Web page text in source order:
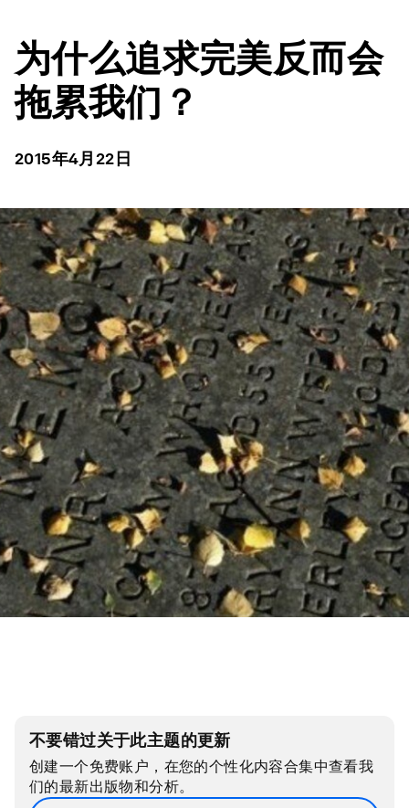
为什么追求完美反而会
拖累我们？
2015年4月22日
不要错过关于此主题的更新
创建一个免费账户，在您的个性化内容合集中查看我
们的最新出版物和分析。